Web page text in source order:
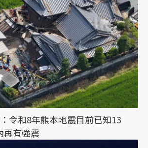
令和8年熊本地震目前已知13
再有強震